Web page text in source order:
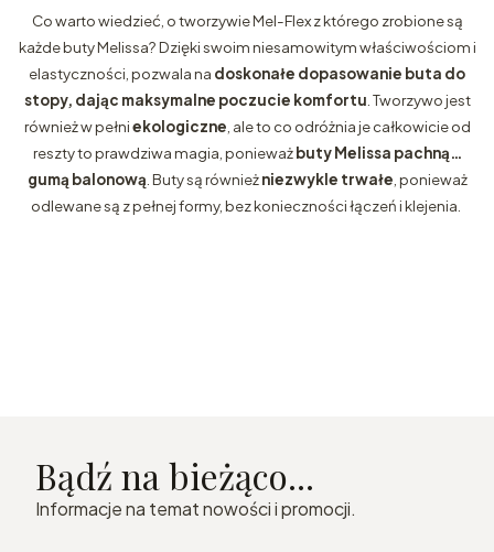
Co warto wiedzieć, o tworzywie Mel-Flex z którego zrobione są
każde buty Melissa? Dzięki swoim niesamowitym właściwościom i
elastyczności, pozwala na doskonałe dopasowanie buta do
stopy, dając maksymalne poczucie komfortu . Tworzywo jest
również w pełniekologiczne , ale to co odróżnia je całkowicie od
reszty to prawdziwa magia, ponieważbuty Melissa pachną…
gumą balonową . Buty są równieżniezwykle trwałe , ponieważ
odlewane są z pełnej formy, bez konieczności łączeń i klejenia.
Bądź na bieżąco...
Informacje na temat nowości i promocji.